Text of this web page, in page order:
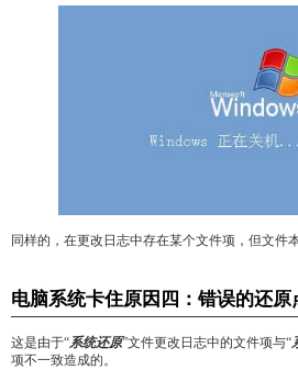
同样的，在更改日志中存在某个文件项，但文件
电脑系统卡住原因四：错误的还原
这是由于“系统还原”文件更改日志中的文件项与“
项不一致造成的。